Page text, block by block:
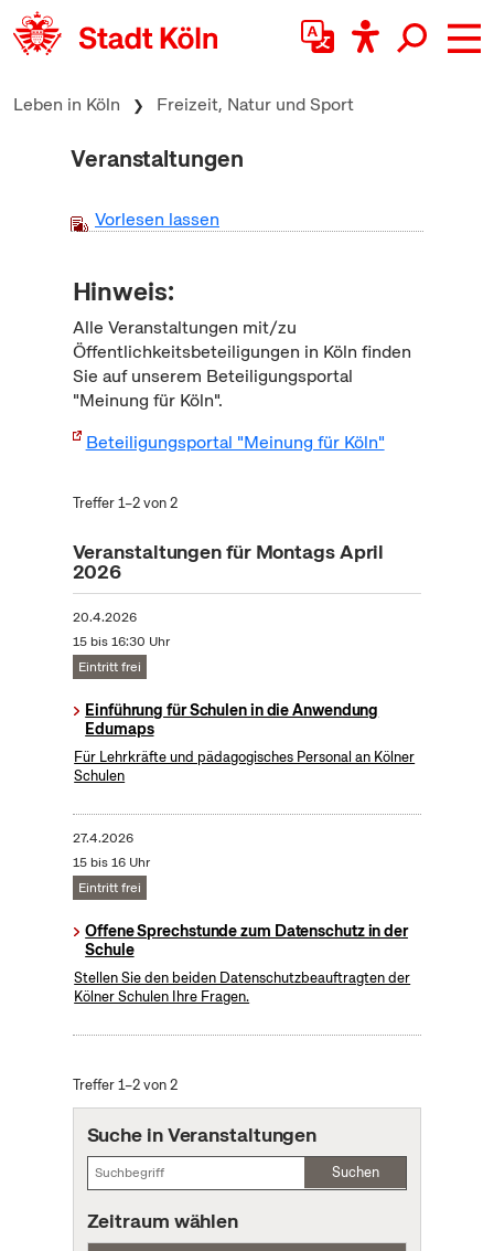
zum Inhalt springen
Leben in Köln Freizeit, Natur und Sport
Veranstaltungen
Vorlesen lassen
Hinweis:
Alle Veranstaltungen mit/zu
Öffentlichkeitsbeteiligungen in Köln finden
Sie auf unserem Beteiligungsportal
"Meinung für Köln".
Beteiligungsportal "Meinung für Köln"
Treffer 1–2 von 2
Veranstaltungen für Montags April
2026
20.4.2026
15 bis 16:30 Uhr
Eintritt frei
Einführung für Schulen in die Anwendung
Edumaps
Für Lehrkräfte und pädagogisches Personal an Kölner
Schulen
27.4.2026
15 bis 16 Uhr
Eintritt frei
Offene Sprechstunde zum Datenschutz in der
Schule
Stellen Sie den beiden Datenschutzbeauftragten der
Kölner Schulen Ihre Fragen.
Treffer 1–2 von 2
Suche in Veranstaltungen
Suchen
Zeitraum wählen